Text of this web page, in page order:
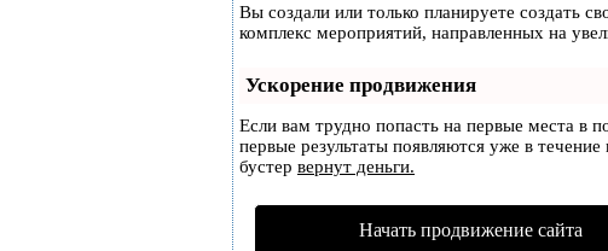
Вы создали или только планируете создать
комплекс мероприятий, направленных на
Ускорение продвижения
Если вам трудно попасть на первые места в
первые результаты появляются уже в
бустер вернут деньги.
Начать продвижение сайта